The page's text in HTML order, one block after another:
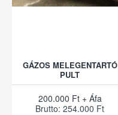
GÁZOS MELEGENTARTÓ
PULT
200.000 Ft + Áfa
Brutto: 254.000 Ft